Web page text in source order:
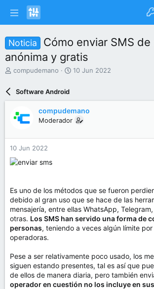
Noticia
Cómo enviar SMS de
anónima y gratis
I
a
r
d
e
l
m
a
compudemano
F
d
e
n
10 Jun 2022
Software Android
compudemano
Moderador
10 Jun 2022
Es uno de los métodos que se fueron
debido al gran uso que se hace de las
mensajería, entre ellas WhatsApp,
otras. Los SMS han servido una forma de
personas, teniendo a veces algún límite
operadoras.
Pese a ser relativamente poco usado, los
siguen estando presentes, tal es así que
de ellos de manera diaria, pero también
operador en cuestión no los incluye en